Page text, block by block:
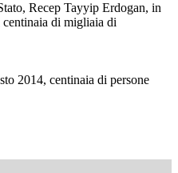
Recep Tayyip Erdogan, in
di migliaia di
2014, centinaia di persone